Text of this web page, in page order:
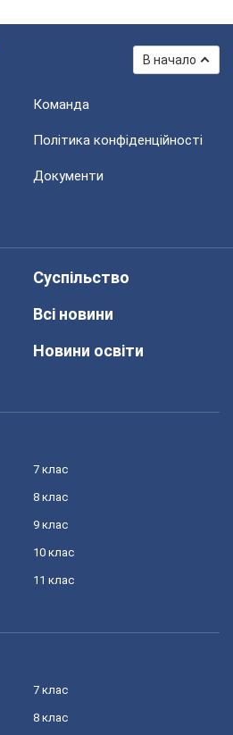
В начало
Команда
Політика конфіденційності
Документи
Суспільство
Всі новини
Новини освіти
7 клас
8 клас
9 клас
10 клас
11 клас
7 клас
8 клас